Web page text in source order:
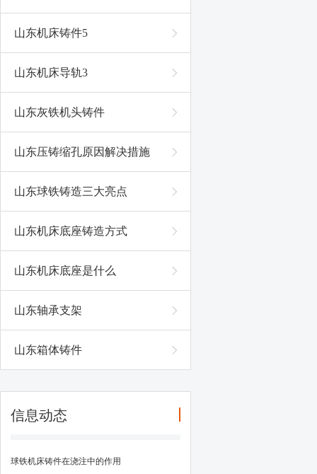
山东机床铸件5
山东机床导轨3
山东灰铁机头铸件
山东压铸缩孔原因解决措施
山东球铁铸造三大亮点
山东机床底座铸造方式
山东机床底座是什么
山东轴承支架
山东箱体铸件
信息动态
球铁机床铸件在浇注中的作用